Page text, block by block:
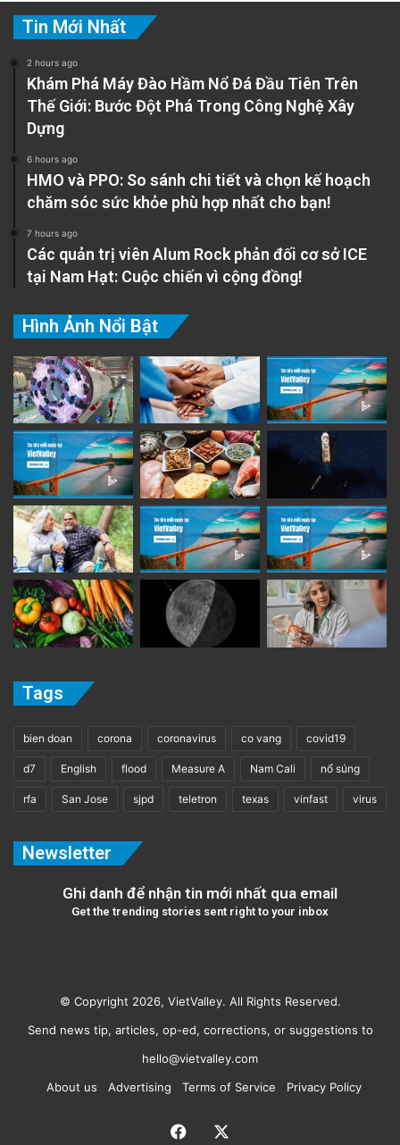
Tin Mới Nhất
2 hours ago
Khám Phá Máy Đào Hầm Nổ Đá Đầu Tiên Trên
Thế Giới: Bước Đột Phá Trong Công Nghệ Xây
Dựng
6 hours ago
HMO và PPO: So sánh chi tiết và chọn kế hoạch
chăm sóc sức khỏe phù hợp nhất cho bạn!
7 hours ago
Các quản trị viên Alum Rock phản đối cơ sở ICE
tại Nam Hạt: Cuộc chiến vì cộng đồng!
Hình Ảnh Nổi Bật
Tags
bien doan corona coronavirus co vang covid19
d7 English flood Measure A Nam Cali nổ súng
rfa San Jose sjpd teletron texas vinfast virus
Newsletter
Ghi danh để nhận tin mới nhất qua email
Get the trending stories sent right to your inbox
© Copyright 2026, VietValley. All Rights Reserved.
Send news tip, articles, op-ed, corrections, or suggestions to
hello@vietvalley.com
About us
Advertising Terms of Service Privacy Policy
Facebook